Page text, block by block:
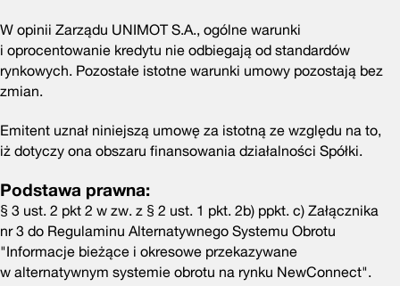
W opinii Zarządu UNIMOT S.A., ogólne warunki
i oprocentowanie kredytu nie odbiegają od standardów
rynkowych. Pozostałe istotne warunki umowy pozostają bez
zmian.
Emitent uznał niniejszą umowę za istotną ze względu na to,
iż dotyczy ona obszaru finansowania działalności Spółki.
Podstawa prawna:
§ 3 ust. 2 pkt 2 w zw. z § 2 ust. 1 pkt. 2b) ppkt. c) Załącznika
nr 3 do Regulaminu Alternatywnego Systemu Obrotu
"Informacje bieżące i okresowe przekazywane
w alternatywnym systemie obrotu na rynku NewConnect".